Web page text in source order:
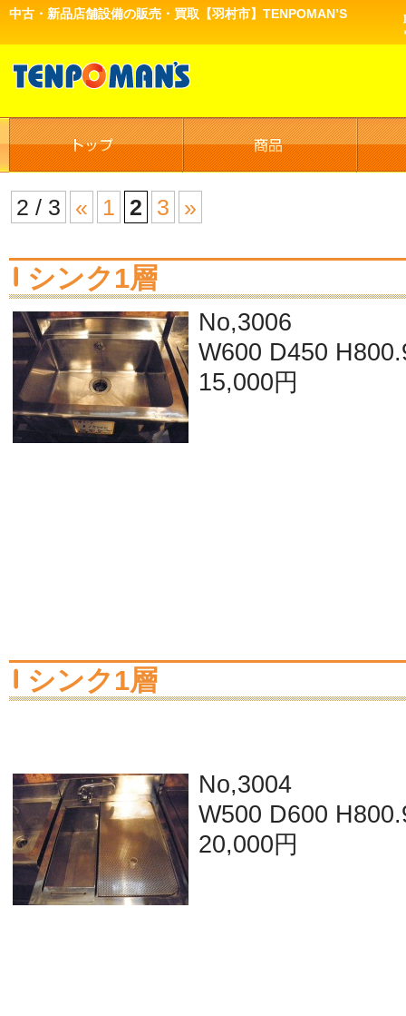
中古・新品店舗設備の販売・買取【羽村市】TENPOMAN’S
2 / 3 « 1 2 3 »
シンク1層
No,3006
W600 D450
15,000円
シンク1層
No,3004
W500 D600
20,000円